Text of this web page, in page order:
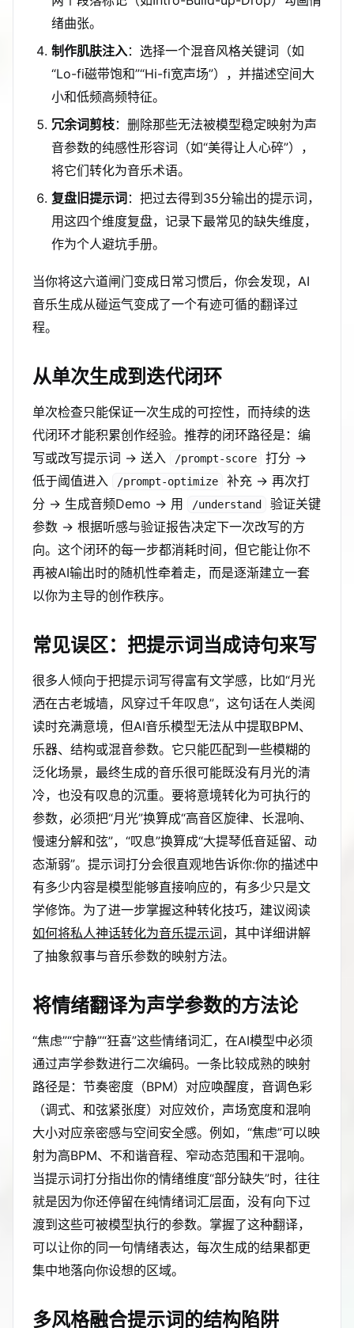
绪曲张。
制作肌肤注入：选择一个混音风格关键词（如
“Lo-fi磁带饱和”“Hi-fi宽声场”），并描述空间大
小和低频高频特征。
冗余词剪枝：删除那些无法被模型稳定映射为声
音参数的纯感性形容词（如“美得让人心碎”），
将它们转化为音乐术语。
复盘旧提示词 ：把过去得到35分输出的提示词，
用这四个维度复盘，记录下最常见的缺失维度，
作为个人避坑手册。
当你将这六道闸门变成日常习惯后，你会发现，AI
音乐生成从碰运气变成了一个有迹可循的翻译过
程。
从单次生成到迭代闭环
单次检查只能保证一次生成的可控性，而持续的迭
代闭环才能积累创作经验。推荐的闭环路径是：编
写或改写提示词 → 送入
/prompt-score
打分 →
低于阈值进入
/prompt-optimize
补充 → 再次打
分 → 生成音频Demo → 用
/understand
验证关键
参数 → 根据听感与验证报告决定下一次改写的方
向。这个闭环的每一步都消耗时间，但它能让你不
再被AI输出时的随机性牵着走，而是逐渐建立一套
以你为主导的创作秩序。
常见误区：把提示词当成诗句来写
很多人倾向于把提示词写得富有文学感，比如“月光
洒在古老城墙，风穿过千年叹息”，这句话在人类阅
读时充满意境，但AI音乐模型无法从中提取BPM、
乐器、结构或混音参数。它只能匹配到一些模糊的
泛化场景，最终生成的音乐很可能既没有月光的清
冷，也没有叹息的沉重。要将意境转化为可执行的
参数，必须把“月光”换算成“高音区旋律、长混响、
慢速分解和弦”，“叹息”换算成“大提琴低音延留、动
态渐弱”。提示词打分会很直观地告诉你:你的描述中
有多少内容是模型能够直接响应的，有多少只是文
学修饰。为了进一步掌握这种转化技巧，建议阅读
如何将私人神话转化为音乐提示词 ，其中详细讲解
了抽象叙事与音乐参数的映射方法。
将情绪翻译为声学参数的方法论
“焦虑”“宁静”“狂喜”这些情绪词汇，在AI模型中必须
通过声学参数进行二次编码。一条比较成熟的映射
路径是：节奏密度（BPM）对应唤醒度，音调色彩
（调式、和弦紧张度）对应效价，声场宽度和混响
大小对应亲密感与空间安全感。例如，“焦虑”可以映
射为高BPM、不和谐音程、窄动态范围和干混响。
当提示词打分指出你的情绪维度“部分缺失”时，往往
就是因为你还停留在纯情绪词汇层面，没有向下过
渡到这些可被模型执行的参数。掌握了这种翻译，
可以让你的同一句情绪表达，每次生成的结果都更
集中地落向你设想的区域。
多风格融合提示词的结构陷阱